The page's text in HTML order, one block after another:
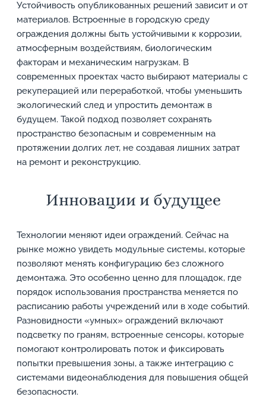
Устойчивость опубликованных решений зависит и от
материалов. Встроенные в городскую среду
ограждения должны быть устойчивыми к коррозии,
атмосферным воздействиям, биологическим
факторам и механическим нагрузкам. В
современных проектах часто выбирают материалы с
рекуперацией или переработкой, чтобы уменьшить
экологический след и упростить демонтаж в
будущем. Такой подход позволяет сохранять
пространство безопасным и современным на
протяжении долгих лет, не создавая лишних затрат
на ремонт и реконструкцию.
Инновации и будущее
Технологии меняют идеи ограждений. Сейчас на
рынке можно увидеть модульные системы, которые
позволяют менять конфигурацию без сложного
демонтажа. Это особенно ценно для площадок, где
порядок использования пространства меняется по
расписанию работы учреждений или в ходе событий.
Разновидности «умных» ограждений включают
подсветку по граням, встроенные сенсоры, которые
помогают контролировать поток и фиксировать
попытки превышения зоны, а также интеграцию с
системами видеонаблюдения для повышения общей
безопасности.